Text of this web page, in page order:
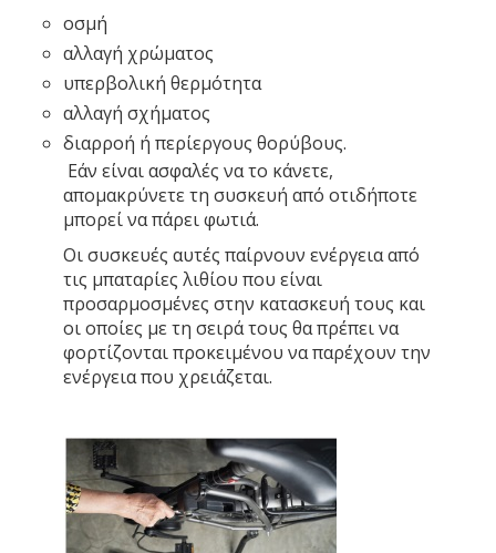
οσμή
αλλαγή χρώματος
υπερβολική θερμότητα
αλλαγή σχήματος
διαρροή ή περίεργους θορύβους.
Εάν είναι ασφαλές να το κάνετε,
απομακρύνετε τη συσκευή από οτιδήποτε
μπορεί να πάρει φωτιά.
Οι συσκευές αυτές παίρνουν ενέργεια από
τις μπαταρίες λιθίου που είναι
προσαρμοσμένες στην κατασκευή τους και
οι οποίες με τη σειρά τους θα πρέπει να
φορτίζονται προκειμένου να παρέχουν την
ενέργεια που χρειάζεται.